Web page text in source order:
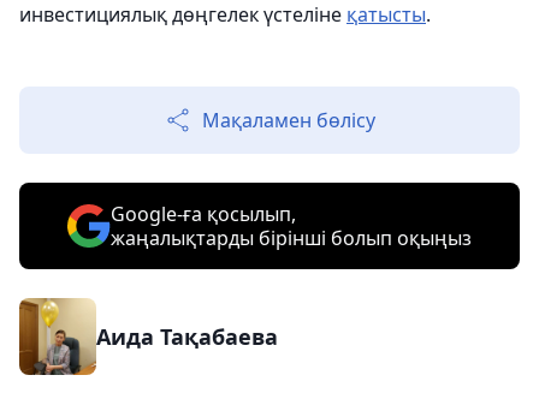
инвестициялық дөңгелек үстеліне қатысты.
Мақаламен бөлісу
Google-ға қосылып,
жаңалықтарды бірінші болып оқыңыз
Аида Тақабаева